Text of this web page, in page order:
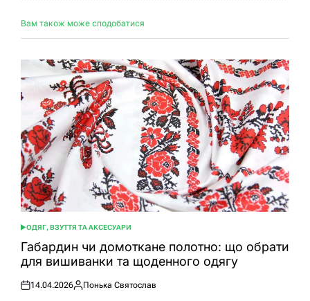
Вам також може сподобатися
ОПУБЛІКУВАТИ
У
ОДЯГ, ВЗУТТЯ ТА АКСЕСУАРИ
Габардин чи домоткане полотно: що обрати
для вишиванки та щоденного одягу
Оприлюднено
14.04.2026
Опубліковано
Понька Святослав